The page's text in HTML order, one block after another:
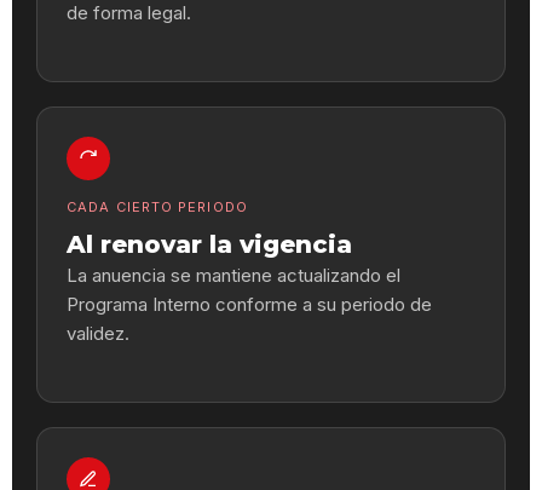
de forma legal.
CADA CIERTO PERIODO
Al renovar la vigencia
La anuencia se mantiene actualizando el
Programa Interno conforme a su periodo de
validez.